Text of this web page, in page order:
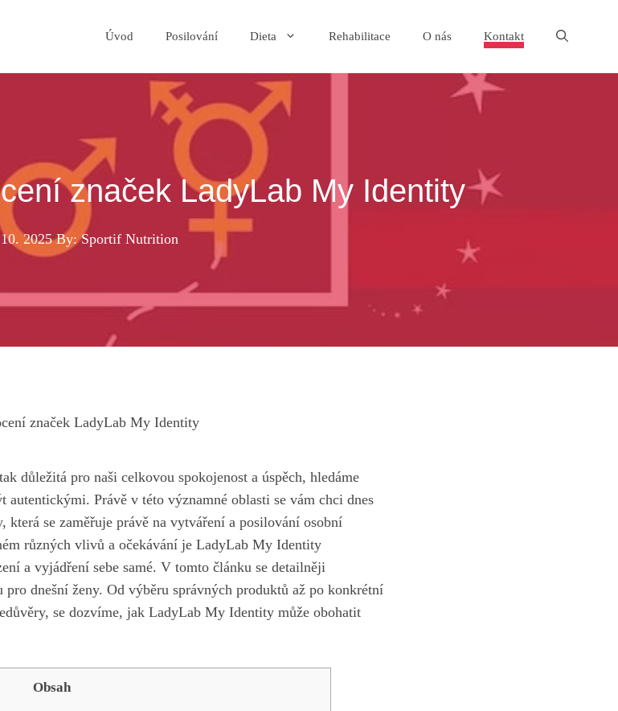
Úvod Posilování Dieta Rehabilitace O nás Kontakt
značek LadyLab My Identity
2025 By: Sportif Nutrition
značek LadyLab My Identity
důležitá pro naši celkovou spokojenost a úspěch, hledáme
autentickými. Právě v této​ významné oblasti se vám ​chci dnes
se zaměřuje právě na vytváření a posilování​ osobní‍
různých ‍vlivů a očekávání je LadyLab My Identity
a vyjádření sebe samé. V tomto článku se detailněji
dnešní ženy. ​Od výběru‌ správných produktů až po ⁤konkrétní
se dozvíme, jak LadyLab My ‌Identity může obohatit⁣
Obsah